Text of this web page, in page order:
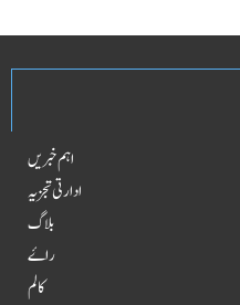
اہم خبریں
ادارتی تجزیہ
بلاگ
راۓ
کالم